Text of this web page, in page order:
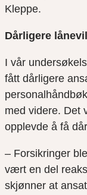
Kleppe.
Dårligere
I vår
fått dårligere
med videre. Det
opplevde å få
– Forsikringer
vært en del
skjønner at